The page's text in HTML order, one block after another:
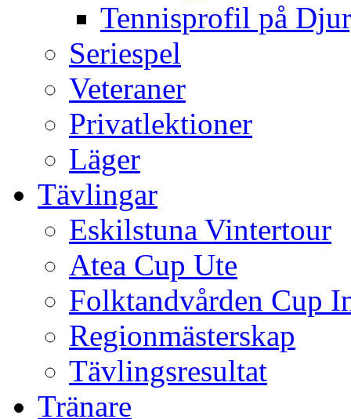
Tennisprofil på
Seriespel
Veteraner
Privatlektioner
Läger
Tävlingar
Eskilstuna Vintertour
Atea Cup Ute
Folktandvården Cup
Regionmästerskap
Tävlingsresultat
Tränare